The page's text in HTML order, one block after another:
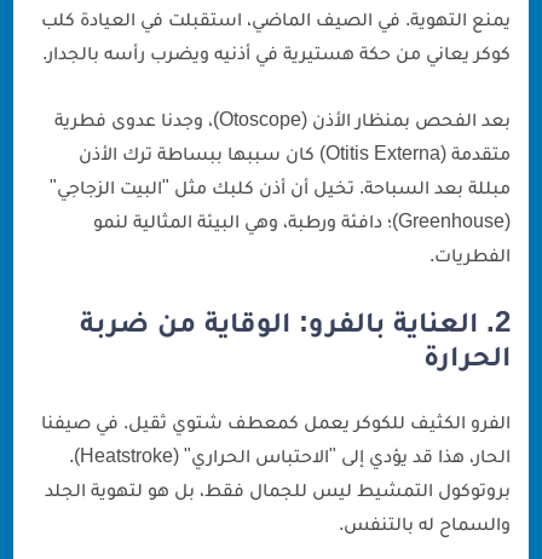
يمنع التهوية. في الصيف الماضي، استقبلت في العيادة كلب
كوكر يعاني من حكة هستيرية في أذنيه ويضرب رأسه بالجدار.
بعد الفحص بمنظار الأذن (Otoscope)، وجدنا عدوى فطرية
متقدمة (Otitis Externa) كان سببها ببساطة ترك الأذن
مبللة بعد السباحة. تخيل أن أذن كلبك مثل "البيت الزجاجي"
(Greenhouse)؛ دافئة ورطبة، وهي البيئة المثالية لنمو
الفطريات.
2. العناية بالفرو: الوقاية من ضربة
الحرارة
الفرو الكثيف للكوكر يعمل كمعطف شتوي ثقيل. في صيفنا
الحار، هذا قد يؤدي إلى "الاحتباس الحراري" (Heatstroke).
بروتوكول التمشيط ليس للجمال فقط، بل هو لتهوية الجلد
والسماح له بالتنفس.